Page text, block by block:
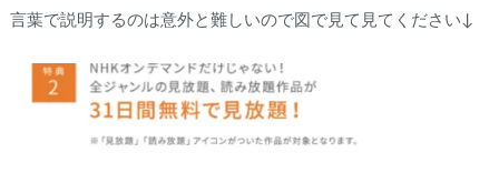
言葉で説明するのは意外と難しいので図で見て見てください↓